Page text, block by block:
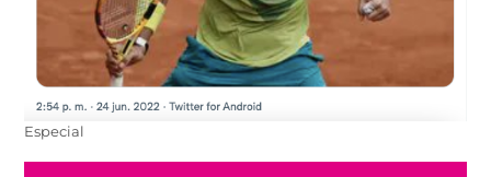
Especial